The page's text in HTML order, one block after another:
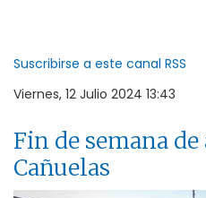
Suscribirse a este canal RSS
Viernes, 12 Julio 2024 13:43
Fin de semana
Cañuelas